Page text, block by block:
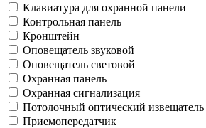
Клавиатура для охранной панели
Контрольная панель
Кронштейн
Оповещатель звуковой
Оповещатель световой
Охранная панель
Охранная сигнализация
Потолочный оптический извещатель
Приемопередатчик